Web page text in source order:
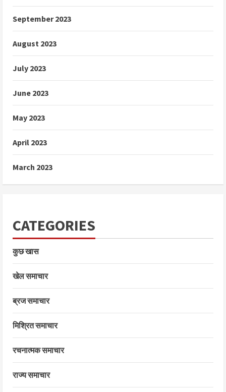
September 2023
August 2023
July 2023
June 2023
May 2023
April 2023
March 2023
CATEGORIES
कुछ खास
खेल समाचार
ब्रज समाचार
मिश्रित समाचार
रचनात्मक समाचार
राज्य समाचार